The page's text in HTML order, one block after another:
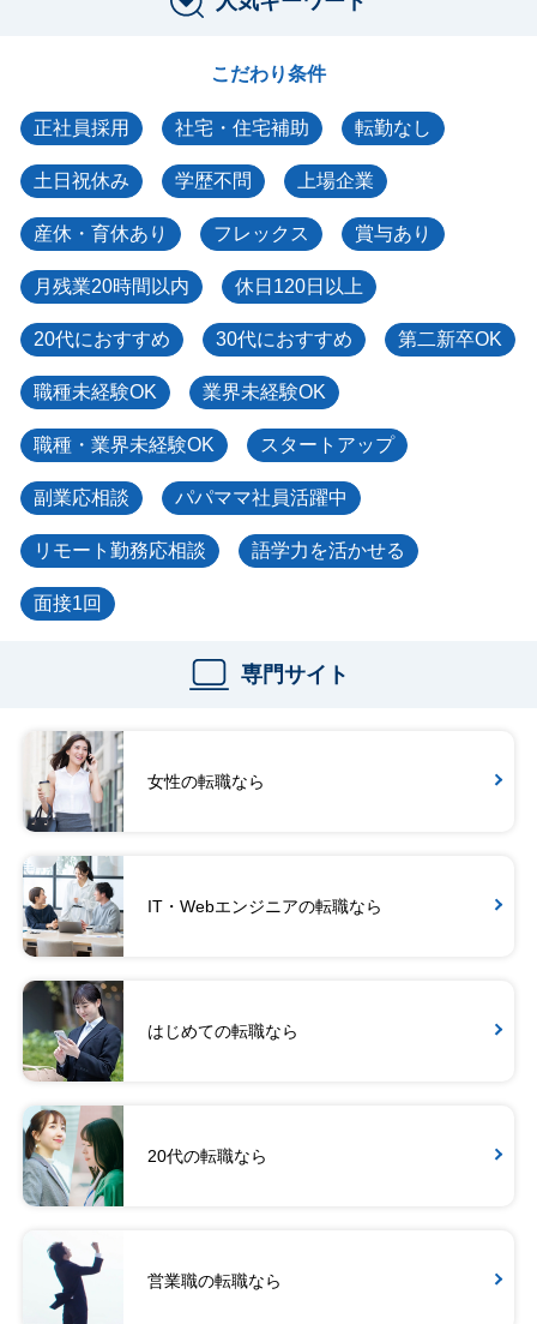
こだわり条件
正社員採用 社宅・住宅補助 転勤なし
土日祝休み 学歴不問 上場企業
産休・育休あり フレックス 賞与あり
月残業20時間以内 休日120日以上
20代におすすめ 30代におすすめ 第二新卒OK
職種未経験OK 業界未経験OK
職種・業界未経験OK スタートアップ
副業応相談 パパママ社員活躍中
リモート勤務応相談 語学力を活かせる
面接1回
専門サイト
女性の転職なら
IT・Webエンジニアの転職なら
はじめての転職なら
20代の転職なら
営業職の転職なら